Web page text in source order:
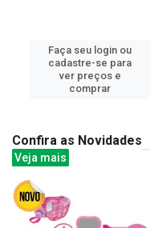
Faça seu login ou
cadastre-se para
ver preços e
comprar
Confira as Novidades
Veja mais